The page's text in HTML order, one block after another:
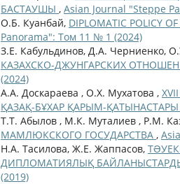
БАСТАУШЫ , Asian Journal "Steppe
О.Б. Куанбай, DIPLOMATIC POLICY
Panorama": Том 11 № 1 (2024)
З.Е. Кабульдинов, Д.А. Черниенко,
КАЗАХСКО-ДЖУНГАРСКИХ
(2024)
А.А. Доскараева , О.Х. Мухатова ,
ҚАЗАҚ-БҰХАР ҚАРЫМ-
Т.Т. Абылов , М.К. Муталиев , Р.М.
МАМЛЮКСКОГО ГОСУДАРСТВА ,
Н.А. Тасилова, Ж.Е. Жаппасов,
ДИПЛОМАТИЯЛЫҚ
(2019)